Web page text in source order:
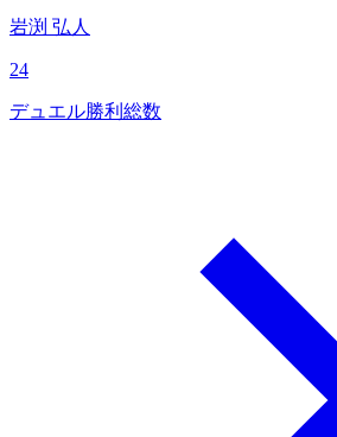
岩渕 弘人
24
デュエル勝利総数